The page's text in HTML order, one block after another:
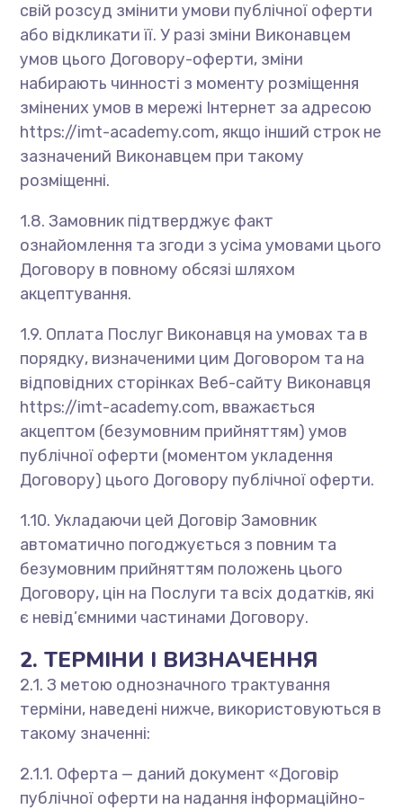
свій розсуд змінити умови публічної оферти
або відкликати її. У разі зміни Виконавцем
умов цього Договору-оферти, зміни
набирають чинності з моменту розміщення
змінених умов в мережі Інтернет за адресою
https://imt-academy.com, якщо інший строк не
зазначений Виконавцем при такому
розміщенні.
1.8. Замовник підтверджує факт
ознайомлення та згоди з усіма умовами цього
Договору в повному обсязі шляхом
акцептування.
1.9. Оплата Послуг Виконавця на умовах та в
порядку, визначеними цим Договором та на
відповідних сторінках Веб-сайту Виконавця
https://imt-academy.com, вважається
акцептом (безумовним прийняттям) умов
публічної оферти (моментом укладення
Договору) цього Договору публічної оферти.
1.10. Укладаючи цей Договір Замовник
автоматично погоджується з повним та
безумовним прийняттям положень цього
Договору, цін на Послуги та всіх додатків, які
є невід’ємними частинами Договору.
2. ТЕРМІНИ І ВИЗНАЧЕННЯ
2.1. З метою однозначного трактування
терміни, наведені нижче, використовуються в
такому значенні:
2.1.1. Оферта — даний документ «Договір
публічної оферти на надання інформаційно-